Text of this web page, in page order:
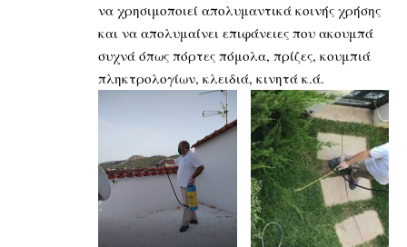
να χρησιμοποιεί απολυμαντικά κοινής χρήσης
και να απολυμαίνει επιφάνειες που ακουμπά
συχνά όπως πόρτες πόμολα, πρίζες, κουμπιά
πληκτρολογίων, κλειδιά, κινητά κ.ά.